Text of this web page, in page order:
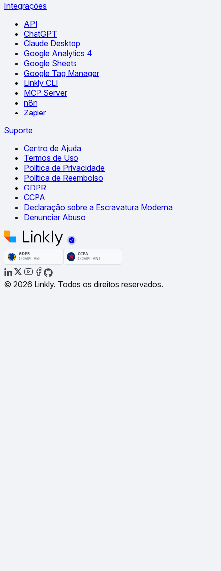
Integrações
API
ChatGPT
Claude Desktop
Google Analytics 4
Google Sheets
Google Tag Manager
Linkly CLI
MCP Server
n8n
Zapier
Suporte
Centro de Ajuda
Termos de Uso
Política de Privacidade
Política de Reembolso
GDPR
CCPA
Declaração sobre a Escravatura Moderna
Denunciar Abuso
© 2026 Linkly. Todos os direitos reservados.